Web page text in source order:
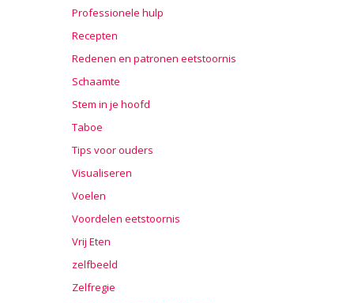
Professionele hulp
Recepten
Redenen en patronen eetstoornis
Schaamte
Stem in je hoofd
Taboe
Tips voor ouders
Visualiseren
Voelen
Voordelen eetstoornis
Vrij Eten
zelfbeeld
Zelfregie